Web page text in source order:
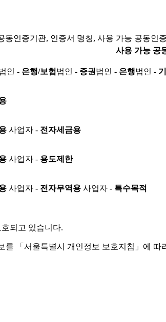
동인증기관, 인증서 명칭, 사용 가능 공동인
사용 가능 공
인 - 은행/보험 법인 - 증권 법인 - 은행법인 -
사업자 - 전자세금용
사업자 - 용도제한
사업자 - 전자무역용 사업자 - 특수목적
되고 있습니다.
「서울특별시 개인정보 보호지침」에 따